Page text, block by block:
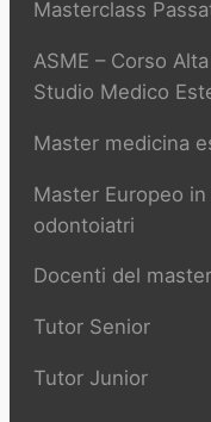
Masterclass
ASME – Corso
Studio Medico
Master medicina
Master Europeo
odontoiatri
Docenti del master
Tutor Senior
Tutor Junior